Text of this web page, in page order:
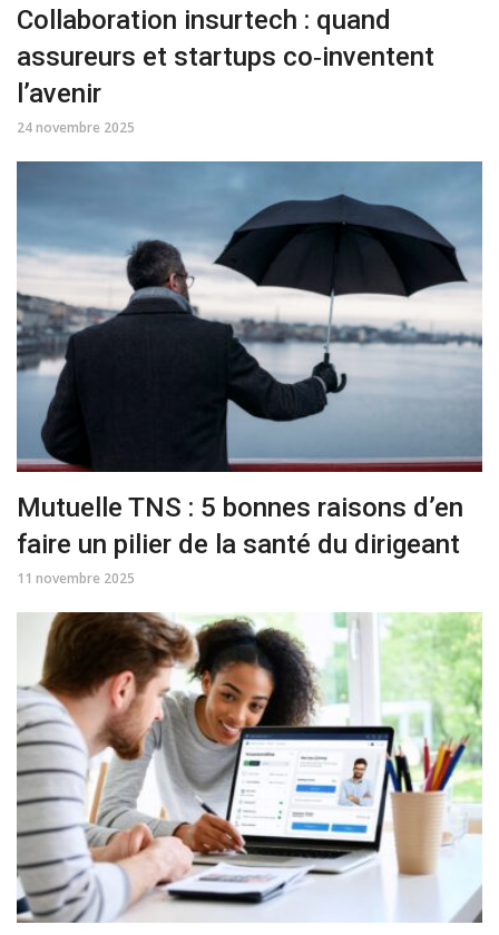
Collaboration insurtech : quand
assureurs et startups co‑inventent
l’avenir
24 novembre 2025
Mutuelle TNS : 5 bonnes raisons d’en
faire un pilier de la santé du dirigeant
11 novembre 2025